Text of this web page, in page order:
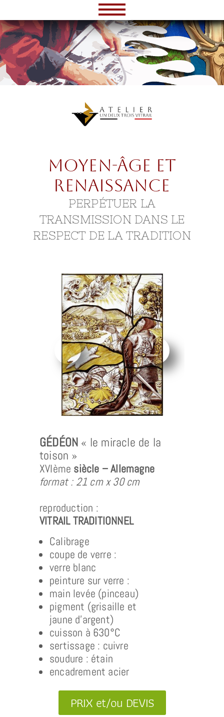
Moyen-Âge et
Renaissance
PERPÉTUER LA
TRANSMISSION DANS LE
RESPECT DE LA TRADITION
GÉDÉON « le miracle de la
toison »
XVIème siècle – Allemagne
format : 21 cm x 30 cm
reproduction :
VITRAIL TRADITIONNEL
Calibrage
coupe de verre :
verre blanc
peinture sur verre :
main levée (pinceau)
pigment (grisaille et
jaune d’argent)
cuisson à 630°C
sertissage : cuivre
soudure : étain
encadrement acier
PRIX et/ou DEVIS